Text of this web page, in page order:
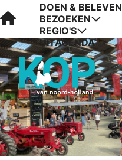
Visit Kop van Holland
DOEN & BELEVEN
BEZOEKEN
REGIO'S
UITAGENDA